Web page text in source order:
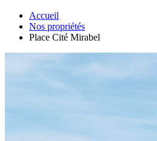
Accueil
Nos propriétés
Place Cité Mirabel